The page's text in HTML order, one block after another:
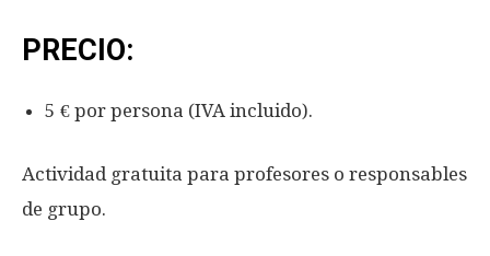
PRECIO:
5 € por persona (IVA incluido).
Actividad gratuita para profesores o responsables
de grupo.